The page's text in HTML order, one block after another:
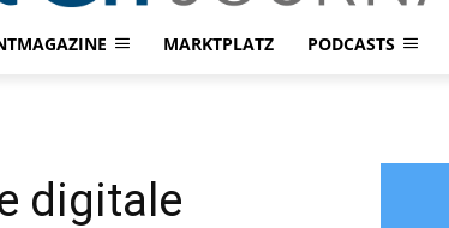
MARKTPLATZ PODCASTS
digitale